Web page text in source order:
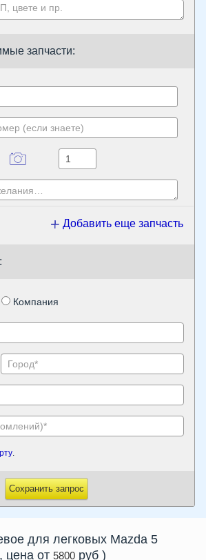
запчасти:
Добавить еще запчасть
Компания
.
Сохранить запрос
для легковых Mazda 5
, цена от 5800 руб )